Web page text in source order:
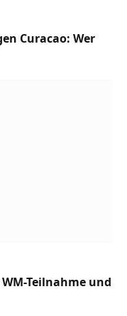
Curacao: Wer
Teilnahme und